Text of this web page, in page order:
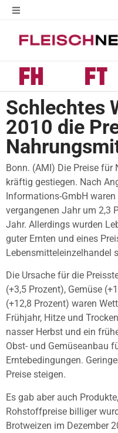
Schlechtes
2010 die
Bonn. (AMI) Die Preise
kräftig gestiegen. Nach
Informations-GmbH
vergangenen Jahr um 2,3
Jahr. Allerdings wurden
guter Ernten und eines
Lebensmitteleinzelhandel
Die Ursache für die
(+3,5 Prozent), Gemüse
(+12,8 Prozent) waren
Frühjahr, Hitze und
nasser Herbst und ein
Obst- und Gemüseanbau
Erntebedingungen.
Preise steigen.
Es gab aber auch
Rohstoffpreise billiger
Brotweizen im Dezember